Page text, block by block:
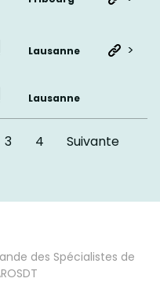
Lausanne >
Lausanne
3 4 Suivante
des Spécialistes de